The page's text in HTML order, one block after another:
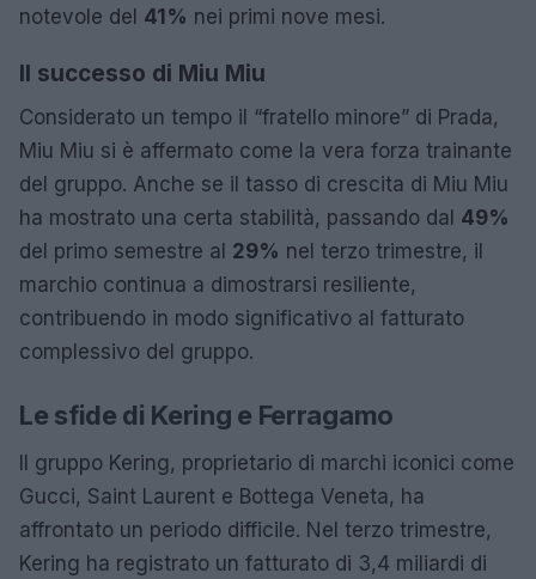
notevole del 41% nei primi nove mesi.
Il successo di Miu Miu
Considerato un tempo il “fratello minore” di Prada,
Miu Miu si è affermato come la vera forza trainante
del gruppo. Anche se il tasso di crescita di Miu Miu
ha mostrato una certa stabilità, passando dal 49%
del primo semestre al 29% nel terzo trimestre, il
marchio continua a dimostrarsi resiliente,
contribuendo in modo significativo al fatturato
complessivo del gruppo.
Le sfide di Kering e Ferragamo
Il gruppo Kering, proprietario di marchi iconici come
Gucci, Saint Laurent e Bottega Veneta, ha
affrontato un periodo difficile. Nel terzo trimestre,
Kering ha registrato un fatturato di 3,4 miliardi di